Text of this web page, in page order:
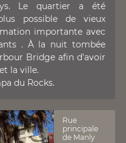
Le quartier a été
possible de vieux
importante avec
. À la nuit tombée
Bridge afin d'avoir
la ville.
du Rocks.
Rue
principale
de Manly